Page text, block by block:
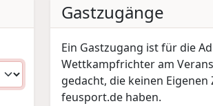
Gastzugänge
Ein Gastzugang ist für die
Wettkampfrichter am
gedacht, die keinen
feusport.de haben.